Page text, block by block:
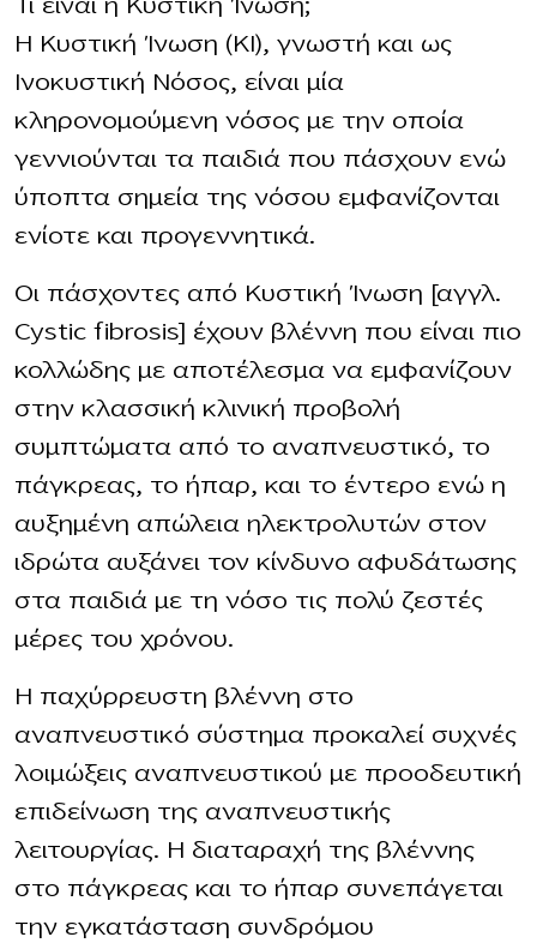
Η Κυστική Ίνωση (ΚΙ), γνωστή και ως
Ινοκυστική Νόσος, είναι μία
κληρονομούμενη νόσος με την οποία
γεννιούνται τα παιδιά που πάσχουν ενώ
ύποπτα σημεία της νόσου εμφανίζονται
ενίοτε και προγεννητικά.
Οι πάσχοντες από Κυστική Ίνωση [αγγλ.
Cystic fibrosis] έχουν βλέννη που είναι πιο
κολλώδης με αποτέλεσμα να εμφανίζουν
στην κλασσική κλινική προβολή
συμπτώματα από το αναπνευστικό, το
πάγκρεας, το ήπαρ, και το έντερο ενώ η
αυξημένη απώλεια ηλεκτρολυτών στον
ιδρώτα αυξάνει τον κίνδυνο αφυδάτωσης
στα παιδιά με τη νόσο τις πολύ ζεστές
μέρες του χρόνου.
Η παχύρρευστη βλέννη στο
αναπνευστικό σύστημα προκαλεί συχνές
λοιμώξεις αναπνευστικού με προοδευτική
επιδείνωση της αναπνευστικής
λειτουργίας. Η διαταραχή της βλέννης
στο πάγκρεας και το ήπαρ συνεπάγεται
την εγκατάσταση συνδρόμου